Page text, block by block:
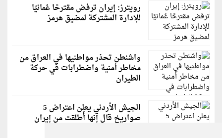
رويترز: إيران ترفض مقترحًا عُمانيًا
للإدارة المشتركة لمضيق هرمز
واشنطن تحذر مواطنيها في العراق من
مخاطر أمنية واضطرابات في حركة
الطيران
الجيش الأردني يعلن اعتراض 5
صواريخ قال إنها أُطلقت من إيران